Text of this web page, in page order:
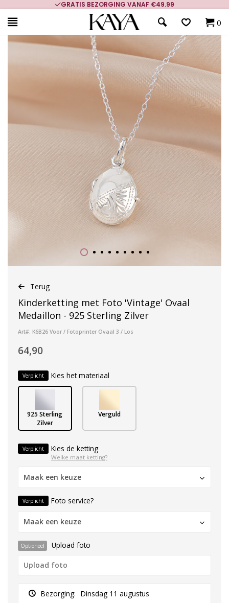
GRATIS BEZORGING VANAF €49.99
0
Terug
Kinderketting met Foto 'Vintage' Ovaal
Medaillon - 925 Sterling Zilver
Art#: K6B26 Voor / Fotoprinter Ovaal 3 / Los
64,90
Verplicht Kies het materiaal
925 Sterling
Zilver
Verguld
Verplicht Kies de ketting
Welke maat ketting?
Maak een keuze
Verplicht Foto service?
Maak een keuze
Optioneel Upload foto
Bezorging: Dinsdag 11 augustus